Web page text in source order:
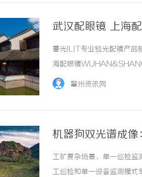
武汉配眼镜 上海
暮光ILIT专业验光配镜产品
海配眼镜
品牌，现于武汉与上海设
肇州资讯网
机器狗双光谱成
工矿复杂场景，单一巡检监
工巡检和单一设备监测模式